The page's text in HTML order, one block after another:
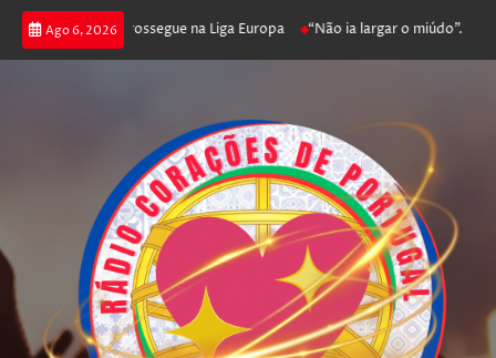
Ago 6, 2026
joga poker e prossegue na Liga Europa “Não ia largar o miúdo”.